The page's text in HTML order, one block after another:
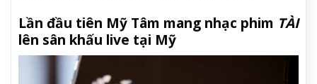
Lần đầu tiên Mỹ Tâm mang nhạc phim TÀI
lên sân khấu live tại Mỹ